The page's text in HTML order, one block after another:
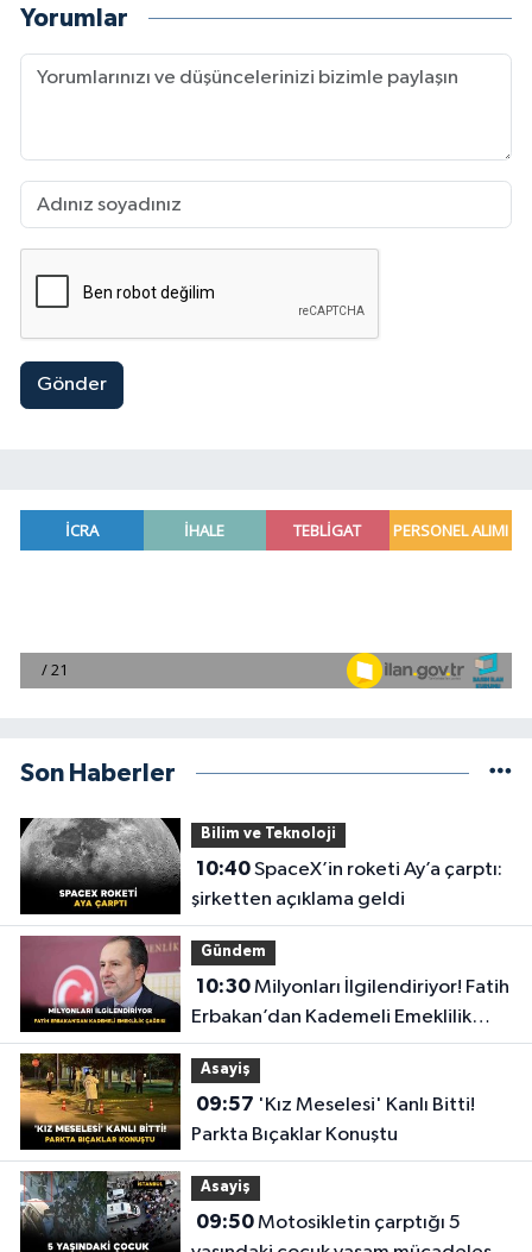
Yorumlar
Gönder
Son Haberler
Bilim ve Teknoloji
10:40SpaceX’in roketi Ay’a çarptı:
şirketten açıklama geldi
Gündem
10:30Milyonları İlgilendiriyor! Fatih
Erbakan’dan Kademeli Emeklilik
Çağrısı
Asayiş
09:57
Parkta Bıçaklar Konuştu
Asayiş
09:50Motosikletin çarptığı 5